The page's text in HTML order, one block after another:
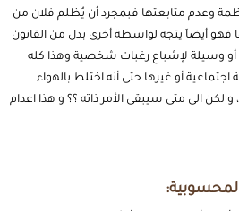
وعدم متابعتها فبمجرد أن يُظلم فلان من
أيضاً يتجه لواسطة أخرى بدل من القانون
أو وسيلة لإشباع رغبات شخصية وهذا كله
أو غيرها حتى أنه اختلط بالهواء
لكن الى متى سيبقى الأمر ذاته ؟؟ و هذا اعدام